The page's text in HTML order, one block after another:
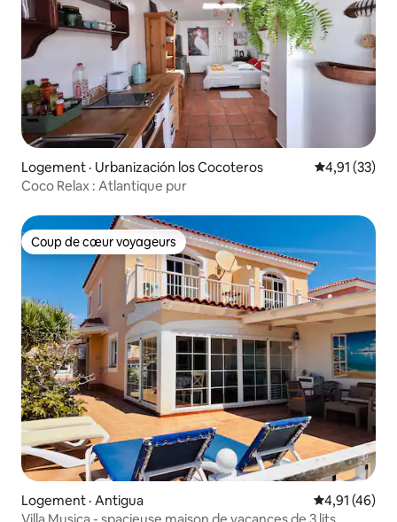
Logement · Urbanización los Cocoteros Note
4,91 (33)
Coco Relax : Atlantique pur
Coup de cœur voyageurs
Coup de cœur voyageurs
Logement · Antigua Note
4,91 (46)